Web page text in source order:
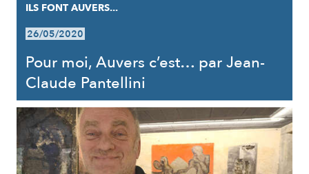
ILS FONT AUVERS...
26/05/2020
Pour moi, Auvers c’est… par Jean-
Claude Pantellini